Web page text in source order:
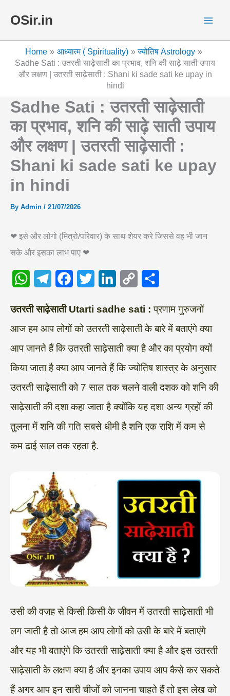
OSir.in
Home आध्यात्म ( Spirituality)
ज्योतिष Astrology
Sadhe Sati : उतरती साढ़ेसाती का प्रभाव, शनि की साढ़े साती उपाय
और लक्षण | उतरती साढ़ेसाती : Shani ki sade sati ke upay in
hindi
Sadhe Sati : उतरती साढ़ेसाती
का प्रभाव, शनि की साढ़े साती उपाय
और लक्षण | उतरती साढ़ेसाती :
Shani ki sade sati ke upay
in hindi
By Admin / 21/07/2026
❤ इसे और लोगो (मित्रो/परिवार) के साथ शेयर करे जिससे वह भी जान
सके और इसका लाभ पाए ❤
h
a
t
s
A
e
l
e
g
r
a
a
c
e
b
o
w
i
t
t
e
i
n
k
e
d
o
p
y
L
i
n
h
a
r
e
उतरती साढ़ेसाती Utarti sadhe sati : प्रणाम गुरुजनों
आज हम आप लोगों को उतरती साढ़ेसाती के बारे में बताएंगे क्या
आप जानते हैं कि उतरती साढ़ेसाती क्या है और का प्रयोग क्यों
किया जाता है क्या आप जानते हैं कि ज्योतिष शास्त्र के अनुसार
उतरती साढ़ेसाती को 7 साल तक चलने वाली दशक को शनि की
साढ़ेसाती की दशा कहा जाता है क्योंकि यह दशा अन्य ग्रहों की
तुलना में शनि की गति सबसे धीमी है शनि एक राशि में कम से
कम ढाई साल तक रहता है.
उसी की वजह से किसी किसी के जीवन में उतरती साढ़ेसाती भी
लग जाती है तो आज हम आप लोगों को उसी के बारे में बताएंगे
और यह भी बताएंगे कि उतरती साढ़ेसाती क्या है और इस उतरती
साढ़ेसाती के लक्षण क्या है और इनका उपाय आप कैसे कर सकते
हैं अगर आप इन सारी चीजों को जानना चाहते हैं तो इस लेख को